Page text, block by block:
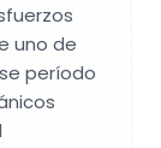
uno de
período